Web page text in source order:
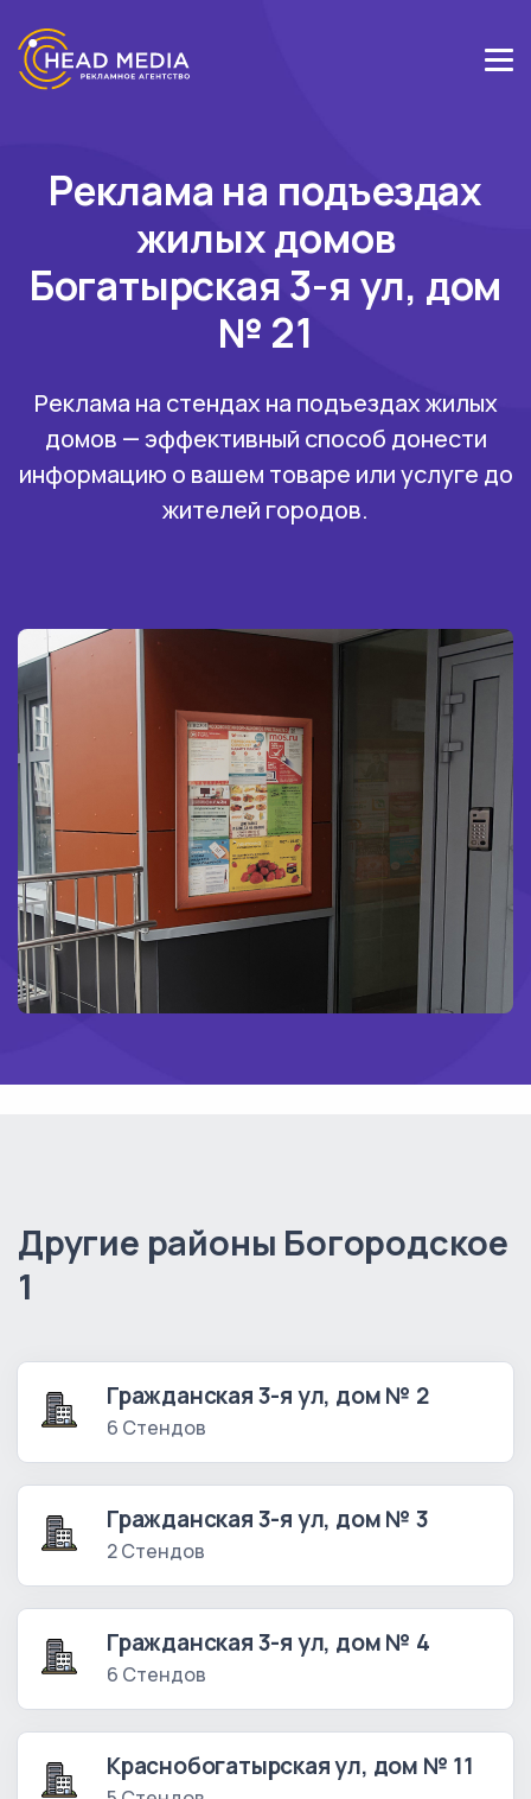
Реклама на подъездах
жилых домов
Богатырская 3-я ул, дом
№ 21
Реклама на стендах на подъездах жилых
домов — эффективный способ донести
информацию о вашем товаре или услуге до
жителей городов.
Другие районы Богородское
1
Гражданская 3-я ул, дом № 2
6 Стендов
Гражданская 3-я ул, дом № 3
2 Стендов
Гражданская 3-я ул, дом № 4
6 Стендов
Краснобогатырская ул, дом № 11